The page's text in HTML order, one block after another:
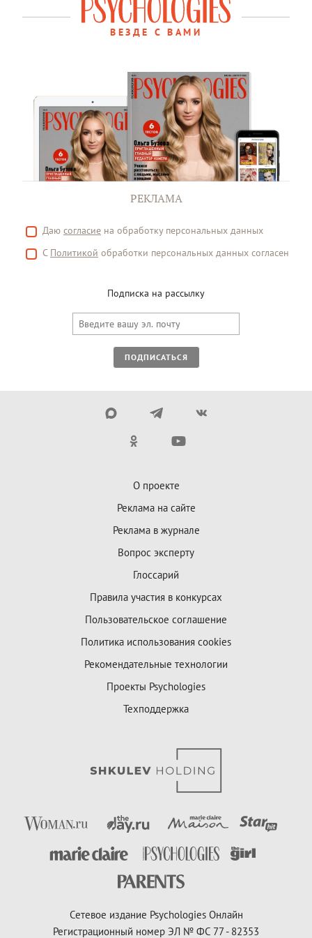
ВЕЗДЕ С ВАМИ
РЕКЛАМА
Даю согласие на обработку персональных данных
С Политикой обработки персональных данных согласен
Подписка на рассылку
ПОДПИСАТЬСЯ
О проекте
Реклама на сайте
Реклама в журнале
Вопрос эксперту
Глоссарий
Правила участия в конкурсах
Пользовательское соглашение
Политика использования cookies
Рекомендательные технологии
Проекты Psychologies
Техподдержка
Сетевое издание Psychologies Онлайн
Регистрационный номер ЭЛ № ФС 77 - 82353